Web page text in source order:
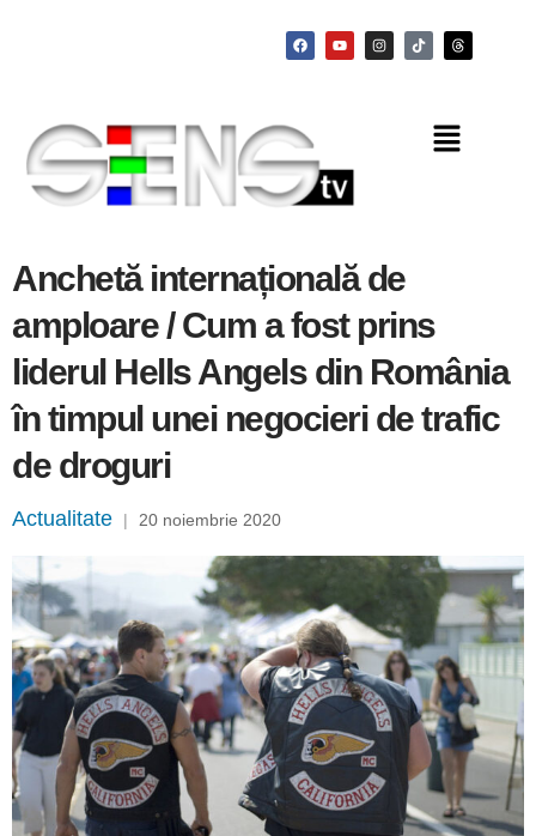
Anchetă internațională de
amploare / Cum a fost prins
liderul Hells Angels din România
în timpul unei negocieri de trafic
de droguri
Actualitate | 20 noiembrie 2020